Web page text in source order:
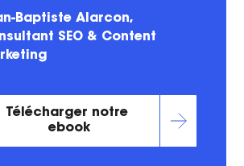
Baptiste Alarcon,
SEO & Content
Télécharger notre
ebook